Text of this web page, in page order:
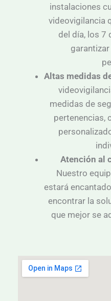
instalaciones
videovigilancia
del día, los 7
Altas medidas
medidas de
pertenencias,
Atención al
Nuestro
estará
encontrar la
que mejor se